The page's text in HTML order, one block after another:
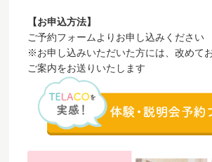
【お申込方法】
ご予約フォームよりお申し込みください
※お申し込みいただいた方には、改めて
ご案内をお送りいたします